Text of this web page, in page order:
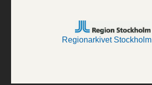
Regionarkivet Stockholm